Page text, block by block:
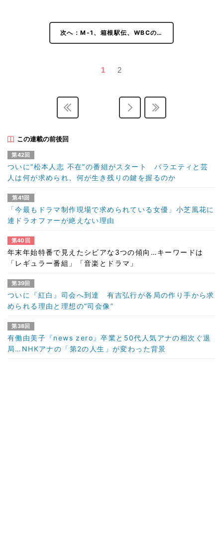
次へ：M-1、箱根駅伝、WBCの…
1 2
この連載の前後回
第42回
ついに“松本人志 不在”の番組がスタート バラエティと芸
人は何が求められ、何が生き残りの鍵を握るのか
第41回
「今最もドラマ制作現場で求められている女優」小芝風花に
連ドラオファーが絶えない理由
第40回
年末年始特番で見えたシビアな3つの傾向…キーワードは
「レギュラー番組」「音楽とドラマ」
第39回
ついに『紅白』司会へ到達 有吉弘行が各局の作り手から求
められる理由と理想の“司会像”
第38回
有働由美子『news zero』卒業と50代人気アナの相次ぐ退
局…NHKアナの「第2の人生」が変わった背景